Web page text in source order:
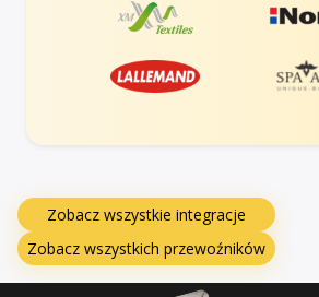
Zobacz wszystkie integracje
Zobacz wszystkich przewoźników